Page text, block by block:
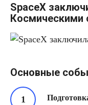
SpaceX
Основные